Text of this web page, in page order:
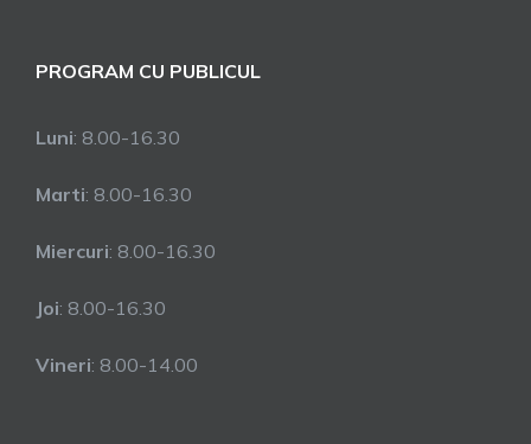
PROGRAM CU PUBLICUL
Luni: 8.00-16.30
Marti: 8.00-16.30
Miercuri: 8.00-16.30
Joi: 8.00-16.30
Vineri: 8.00-14.00